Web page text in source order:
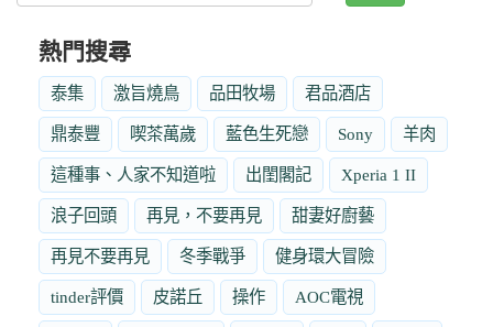
熱門搜尋
泰集 激旨燒鳥 品田牧場 君品酒店
鼎泰豐 喫茶萬歲 藍色生死戀 Sony 羊肉
這種事、人家不知道啦 出閨閣記 Xperia 1 II
浪子回頭 再見，不要再見 甜妻好廚藝
再見不要再見 冬季戰爭 健身環大冒險
tinder評價 皮諾丘 操作 AOC電視